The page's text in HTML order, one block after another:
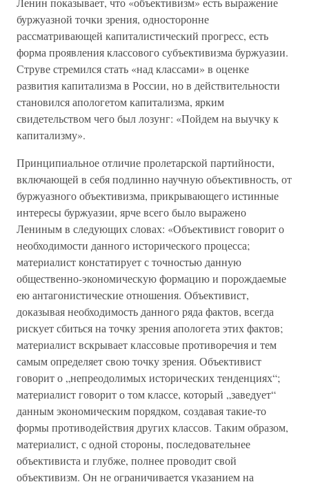
буржуазной точки зрения, односторонне
рассматривающей капиталистический прогресс, есть
форма проявления классового субъективизма буржуазии.
Струве стремился стать «над классами» в оценке
развития капитализма в России, но в действительности
становился апологетом капитализма, ярким
свидетельством чего был лозунг: «Пойдем на выучку к
капитализму».
Принципиальное отличие пролетарской партийности,
включающей в себя подлинно научную объективность, от
буржуазного объективизма, прикрывающего истинные
интересы буржуазии, ярче всего было выражено
Лениным в следующих словах: «Объективист говорит о
необходимости данного исторического процесса;
материалист констатирует с точностью данную
общественно-экономическую формацию и порождаемые
ею антагонистические отношения. Объективист,
доказывая необходимость данного ряда фактов, всегда
рискует сбиться на точку зрения апологета этих фактов;
материалист вскрывает классовые противоречия и тем
самым определяет свою точку зрения. Объективист
говорит о „непреодолимых исторических тенденциях“;
материалист говорит о том классе, который „заведует“
данным экономическим порядком, создавая такие-то
формы противодействия других классов. Таким образом,
материалист, с одной стороны, последовательнее
объективиста и глубже, полнее проводит свой
объективизм. Он не ограничивается указанием на